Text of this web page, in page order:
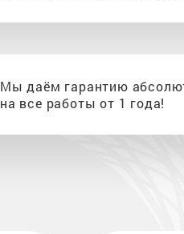
Мы даём гарантию
на все работы от 1 года!